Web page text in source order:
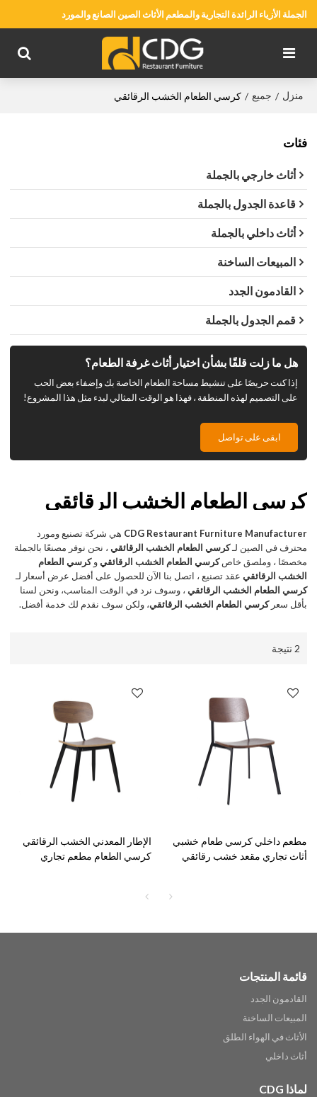
الجملة الأزياء الرائدة التجارية والمطعم الأثاث الصين الصانع والمورد
منزل / جميع / كرسي الطعام الخشب الرقائقي
فئات
أثاث خارجي بالجملة
قاعدة الجدول بالجملة
أثاث داخلي بالجملة
المبيعات الساخنة
القادمون الجدد
قمم الجدول بالجملة
هل ما زلت قلقًا بشأن اختيار أثاث غرفة الطعام؟
إذا كنت حريصًا على تنشيط مساحة الطعام الخاصة بك وإضفاء بعض الحب
على التصميم لهذه المنطقة ، فهذا هو الوقت المثالي لبدء مثل هذا المشروع!
ابقى على تواصل
كرسي الطعام الخشب الرقائقي
CDG Restaurant Furniture Manufacturer هي شركة تصنيع ومورد
محترف في الصين لـكرسي الطعام الخشب الرقائقي ، نحن نوفر مصنعًا بالجملة
مخصصًا ، وملصق خاصكرسي الطعام الخشب الرقائقيوكرسي الطعام
الخشب الرقائقي عقد تصنيع ، اتصل بنا الآن للحصول على أفضل عرض أسعار لـ
كرسي الطعام الخشب الرقائقي ، وسوف نرد في الوقت المناسب، ونحن لسنا
بأقل سعركرسي الطعام الخشب الرقائقي، ولكن سوف نقدم لك خدمة أفضل.
2 نتيجة
مطعم داخلي كرسي طعام خشبي
أثاث تجاري مقعد خشب رقائقي
الإطار المعدني الخشب الرقائقي
كرسي الطعام مطعم تجاري
قائمة المنتجات
القادمون الجدد
المبيعات الساخنة
الأثاث في الهواء الطلق
أثاث داخلي
لماذا CDG